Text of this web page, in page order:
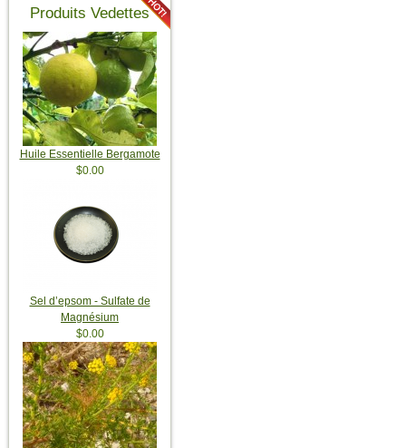
Produits Vedettes
Huile Essentielle Bergamote
$0.00
Sel d’epsom - Sulfate de
Magnésium
$0.00